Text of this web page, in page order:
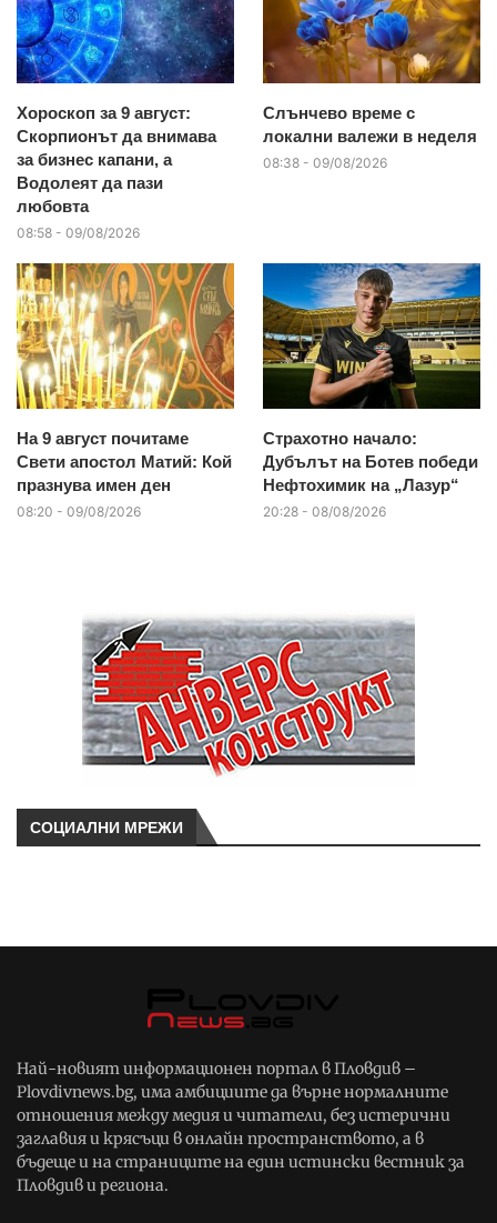
Хороскоп за 9 август:
Скорпионът да внимава
за бизнес капани, а
Водолеят да пази
любовта
08:58 - 09/08/2026
Слънчево време с
локални валежи в неделя
08:38 - 09/08/2026
На 9 август почитаме
Свети апостол Матий: Кой
празнува имен ден
08:20 - 09/08/2026
Страхотно начало:
Дубълът на Ботев победи
Нефтохимик на „Лазур“
20:28 - 08/08/2026
СОЦИАЛНИ МРЕЖИ
Най-новият информационен портал в Пловдив –
Plovdivnews.bg, има амбициите да върне нормалните
отношения между медия и читатели, без истерични
заглавия и крясъци в онлайн пространството, а в
бъдеще и на страниците на един истински вестник за
Пловдив и региона.